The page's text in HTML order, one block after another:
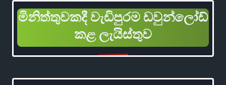
මිනිත්තුවකදී වැඩිපුරම ඩවුන්ලෝඩ්
කළ ලැයිස්තුව